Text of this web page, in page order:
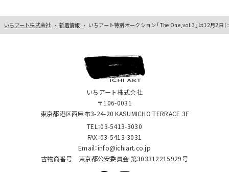
いちアート株式会社 › 新着情報 › いちアート特別オークション「The One,vol.3」は12月2日（
いちアート株式会社
〒106-0031
東京都港区西麻布3-24-20 KASUMICHO TERRACE 3F
TEL：03-5413-3030
FAX：03-5413-3031
Email：info@ichiart.co.jp
古物商番号 東京都公安委員会 第303312215929号